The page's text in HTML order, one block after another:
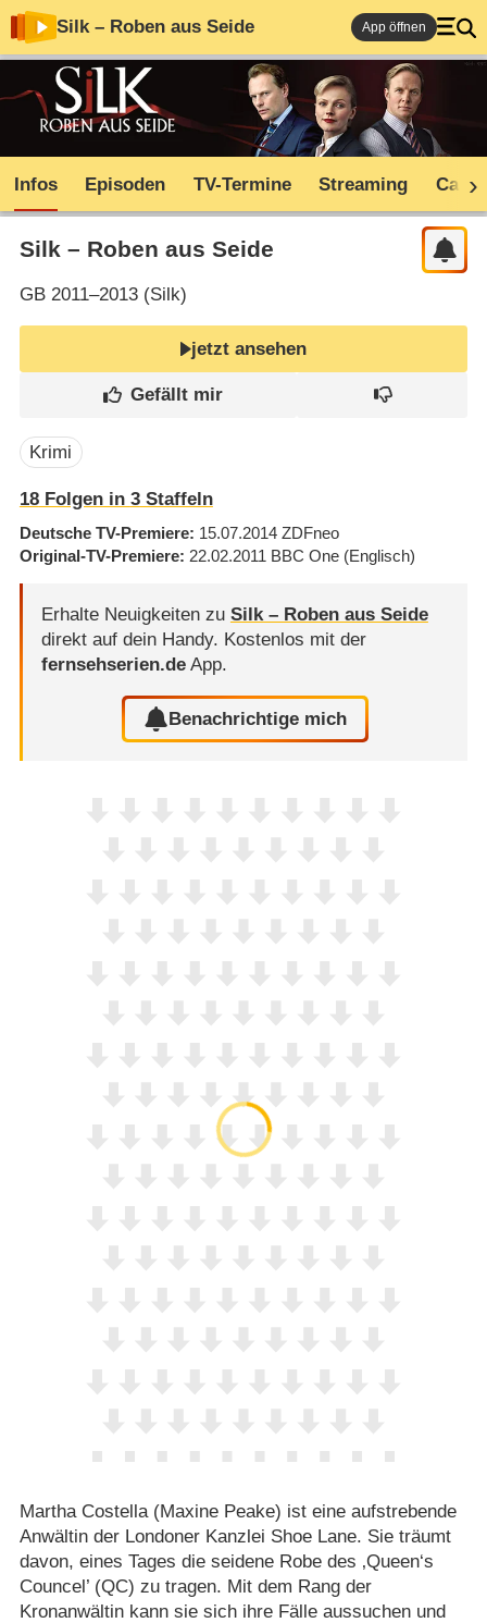
Silk – Roben aus Seide App öffnen
Infos Episoden TV-Termine Streaming Cast
Silk – Roben aus Seide
GB2011–2013 (Silk)
jetzt ansehen
Krimi
18Folgen in 3Staffeln
Deutsche TV-Premiere 15.07.2014 ZDFneo
Original-TV-Premiere 22.02.2011 BBC One (Englisch)
Erhalte Neuigkeiten zu Silk – Roben aus Seide
direkt auf dein Handy. Kostenlos mit der
fernsehserien.deApp.
Benachrichtige mich
Martha Costella (Maxine Peake) ist eine aufstrebende
Anwältin der Londoner Kanzlei Shoe Lane. Sie träumt
davon, eines Tages die seidene Robe des ‚Queen‘s
Councel’ (QC) zu tragen. Mit dem Rang der
Kronanwältin kann sie sich ihre Fälle aussuchen und